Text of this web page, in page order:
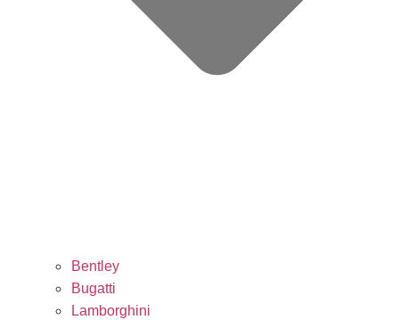
Bentley
Bugatti
Lamborghini